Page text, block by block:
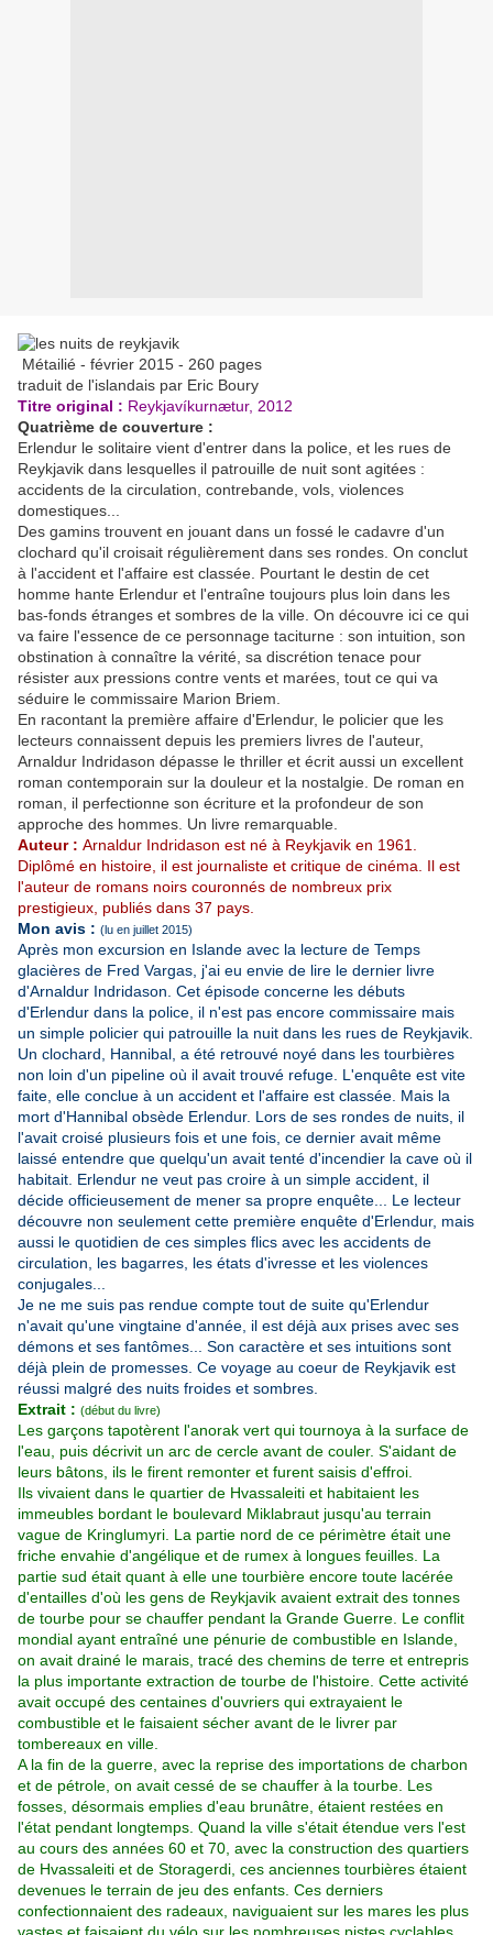
Métailié - février 2015 - 260 pages
traduit de l'islandais par Eric Boury
Titre original : Reykjavíkurnætur, 2012
Quatrième de couverture :
Erlendur le solitaire vient d'entrer dans la police, et les rues de
Reykjavik dans lesquelles il patrouille de nuit sont agitées :
accidents de la circulation, contrebande, vols, violences
domestiques...
Des gamins trouvent en jouant dans un fossé le cadavre d'un
clochard qu'il croisait régulièrement dans ses rondes. On conclut
à l'accident et l'affaire est classée. Pourtant le destin de cet
homme hante Erlendur et l'entraîne toujours plus loin dans les
bas-fonds étranges et sombres de la ville. On découvre ici ce qui
va faire l'essence de ce personnage taciturne : son intuition, son
obstination à connaître la vérité, sa discrétion tenace pour
résister aux pressions contre vents et marées, tout ce qui va
séduire le commissaire Marion Briem.
En racontant la première affaire d'Erlendur, le policier que les
lecteurs connaissent depuis les premiers livres de l'auteur,
Arnaldur Indridason dépasse le thriller et écrit aussi un excellent
roman contemporain sur la douleur et la nostalgie. De roman en
roman, il perfectionne son écriture et la profondeur de son
approche des hommes. Un livre remarquable.
Auteur : Arnaldur Indridason est né à Reykjavik en 1961.
Diplômé en histoire, il est journaliste et critique de cinéma. Il est
l'auteur de romans noirs couronnés de nombreux prix
prestigieux, publiés dans 37 pays.
Mon avis : (lu en juillet 2015)
Après mon excursion en Islande avec la lecture de Temps
glacières de Fred Vargas, j'ai eu envie de lire le dernier livre
d'Arnaldur Indridason. Cet épisode concerne les débuts
d'Erlendur dans la police, il n'est pas encore commissaire mais
un simple policier qui patrouille la nuit dans les rues de Reykjavik.
Un clochard, Hannibal, a été retrouvé noyé dans les tourbières
non loin d'un pipeline où il avait trouvé refuge. L'enquête est vite
faite, elle conclue à un accident et l'affaire est classée. Mais la
mort d'Hannibal obsède Erlendur. Lors de ses rondes de nuits, il
l'avait croisé plusieurs fois et une fois, ce dernier avait même
laissé entendre que quelqu'un avait tenté d'incendier la cave où il
habitait. Erlendur ne veut pas croire à un simple accident, il
décide officieusement de mener sa propre enquête... Le lecteur
découvre non seulement cette première enquête d'Erlendur, mais
aussi le quotidien de ces simples flics avec les accidents de
circulation, les bagarres, les états d'ivresse et les violences
conjugales...
Je ne me suis pas rendue compte tout de suite qu'Erlendur
n'avait qu'une vingtaine d'année, il est déjà aux prises avec ses
démons et ses fantômes... Son caractère et ses intuitions sont
déjà plein de promesses. Ce voyage au coeur de Reykjavik est
réussi malgré des nuits froides et sombres.
Extrait : (début du livre)
Les garçons tapotèrent l'anorak vert qui tournoya à la surface de
l'eau, puis décrivit un arc de cercle avant de couler. S'aidant de
leurs bâtons, ils le firent remonter et furent saisis d'effroi.
Ils vivaient dans le quartier de Hvassaleiti et habitaient les
immeubles bordant le boulevard Miklabraut jusqu'au terrain
vague de Kringlumyri. La partie nord de ce périmètre était une
friche envahie d'angélique et de rumex à longues feuilles. La
partie sud était quant à elle une tourbière encore toute lacérée
d'entailles d'où les gens de Reykjavik avaient extrait des tonnes
de tourbe pour se chauffer pendant la Grande Guerre. Le conflit
mondial ayant entraîné une pénurie de combustible en Islande,
on avait drainé le marais, tracé des chemins de terre et entrepris
la plus importante extraction de tourbe de l'histoire. Cette activité
avait occupé des centaines d'ouvriers qui extrayaient le
combustible et le faisaient sécher avant de le livrer par
tombereaux en ville.
A la fin de la guerre, avec la reprise des importations de charbon
et de pétrole, on avait cessé de se chauffer à la tourbe. Les
fosses, désormais emplies d'eau brunâtre, étaient restées en
l'état pendant longtemps. Quand la ville s'était étendue vers l'est
au cours des années 60 et 70, avec la construction des quartiers
de Hvassaleiti et de Storagerdi, ces anciennes tourbières étaient
devenues le terrain de jeu des enfants. Ces derniers
confectionnaient des radeaux, naviguaient sur les mares les plus